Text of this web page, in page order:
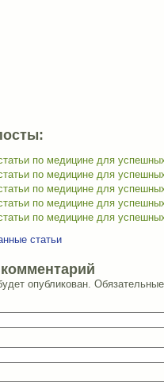
по медицине для
по медицине для
по медицине для
по медицине для
по медицине для
статьи
опубликован.